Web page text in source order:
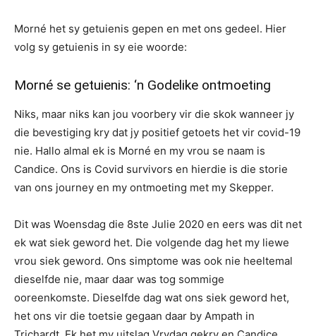
Morné het sy getuienis gepen en met ons gedeel. Hier
volg sy getuienis in sy eie woorde:
Morné se getuienis: ‘n Godelike ontmoeting
Niks, maar niks kan jou voorbery vir die skok wanneer jy
die bevestiging kry dat jy positief getoets het vir covid-19
nie. Hallo almal ek is Morné en my vrou se naam is
Candice. Ons is Covid survivors en hierdie is die storie
van ons journey en my ontmoeting met my Skepper.
Dit was Woensdag die 8ste Julie 2020 en eers was dit net
ek wat siek geword het. Die volgende dag het my liewe
vrou siek geword. Ons simptome was ook nie heeltemal
dieselfde nie, maar daar was tog sommige
ooreenkomste. Dieselfde dag wat ons siek geword het,
het ons vir die toetsie gegaan daar by Ampath in